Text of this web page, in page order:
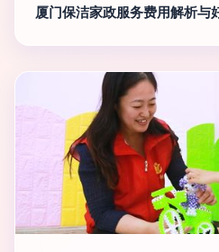
厦门保洁家政服务费用解析与